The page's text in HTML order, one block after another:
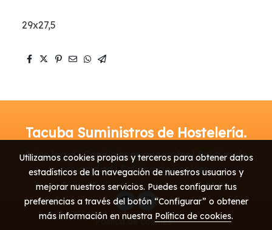
29x27,5
Tacuba Suministros de Hostelería.
Aviso legal | Condiciones generales | Política de
privacidad | Política de cookies
Política de cookies
Utilizamos cookies propias y terceros para obtener datos
estadísticos de la navegación de nuestros usuarios y
mejorar nuestros servicios. Puedes configurar tus
preferencias a través del botón “Configurar” o obtener
más información en nuestra Política de cookies.